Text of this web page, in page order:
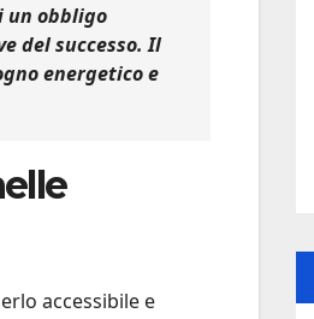
un obbligo
del successo. Il
energetico e
accessibile e